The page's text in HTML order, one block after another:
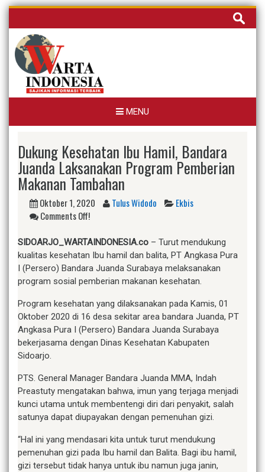
Skip
content
Cari
untuk:
MENU
Dukung Kesehatan Ibu Hamil, Bandara
Juanda Laksanakan Program Pemberian
Makanan Tambahan
Oktober 1, 2020 Tulus Widodo
Ekbis
Comments Off!
SIDOARJO_WARTAINDONESIA.co – Turut mendukung
kualitas kesehatan Ibu hamil dan balita, PT Angkasa Pura
I (Persero) Bandara Juanda Surabaya melaksanakan
program sosial pemberian makanan kesehatan.
Program kesehatan yang dilaksanakan pada Kamis, 01
Oktober 2020 di 16 desa sekitar area bandara Juanda, PT
Angkasa Pura I (Persero) Bandara Juanda Surabaya
bekerjasama dengan Dinas Kesehatan Kabupaten
Sidoarjo.
PTS. General Manager Bandara Juanda MMA, Indah
Preastuty mengatakan bahwa, imun yang terjaga menjadi
kunci utama untuk membentengi diri dari penyakit, salah
satunya dapat diupayakan dengan pemenuhan gizi.
“Hal ini yang mendasari kita untuk turut mendukung
pemenuhan gizi pada Ibu hamil dan Balita. Bagi ibu hamil,
gizi tersebut tidak hanya untuk ibu namun juga janin,